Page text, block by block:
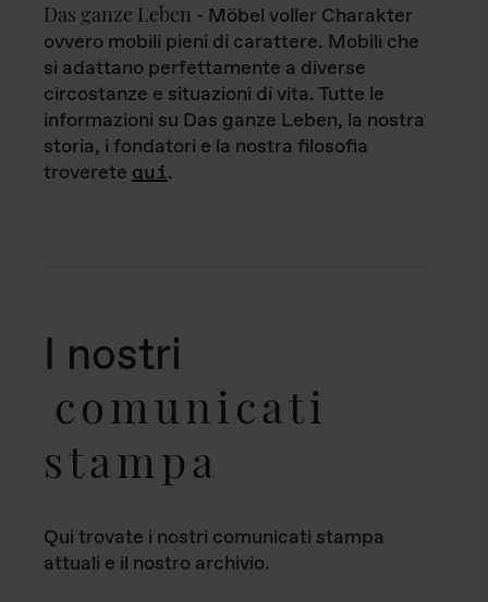
Das ganze Leben - Möbel voller Charakter
ovvero mobili pieni di carattere. Mobili che
si adattano perfettamente a diverse
circostanze e situazioni di vita. Tutte le
informazioni su Das ganze Leben, la nostra
storia, i fondatori e la nostra filosofia
troverete qui.
I nostri
comunicati
stampa
Qui trovate i nostri comunicati stampa
attuali e il nostro archivio.